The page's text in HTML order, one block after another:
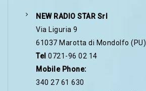
NEW RADIO STAR Srl
Via Liguria 9
61037 Marotta di Mondolfo (PU)
Tel 0721-96 02 14
Mobile Phone:
340 27 61 630